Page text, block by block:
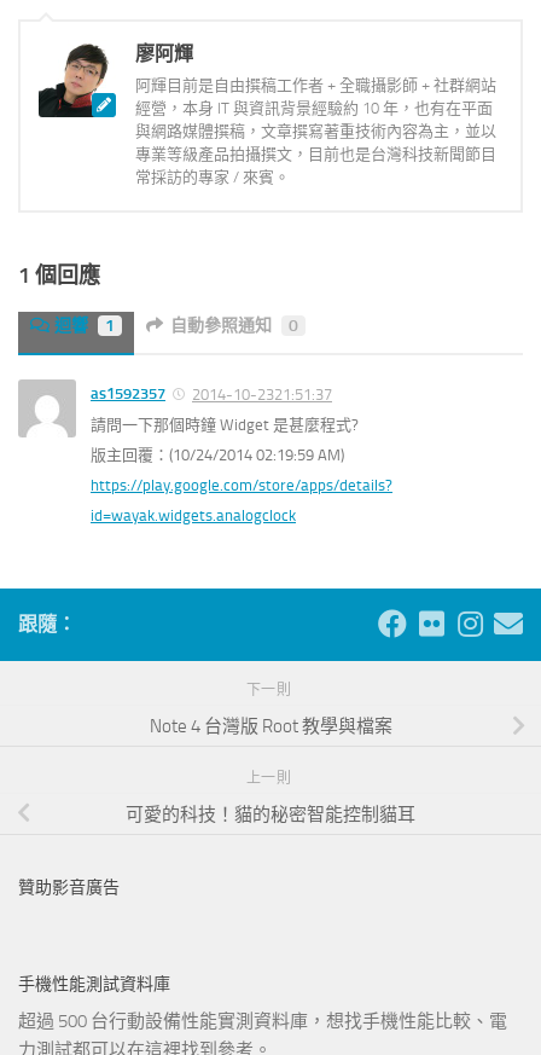
廖阿輝
阿輝目前是自由撰稿工作者 + 全職攝影師 + 社群網站
經營，本身 IT 與資訊背景經驗約 10 年，也有在平面
與網路媒體撰稿，文章撰寫著重技術內容為主，並以
專業等級產品拍攝撰文，目前也是台灣科技新聞節目
常採訪的專家 / 來賓。
1 個回應
迴響 1 自動參照通知 0
as1592357
2014-10-2321:51:37
請問一下那個時鐘 Widget 是甚麼程式?
版主回覆：(10/24/2014 02:19:59 AM)
https://play.google.com/store/apps/details?
id=wayak.widgets.analogclock
跟隨：
下一則
Note 4 台灣版 Root 教學與檔案
上一則
可愛的科技！貓的秘密智能控制貓耳
贊助影音廣告
手機性能測試資料庫
超過 500 台行動設備性能實測資料庫，想找手機性能比較、電
力測試都可以在這裡找到參考。